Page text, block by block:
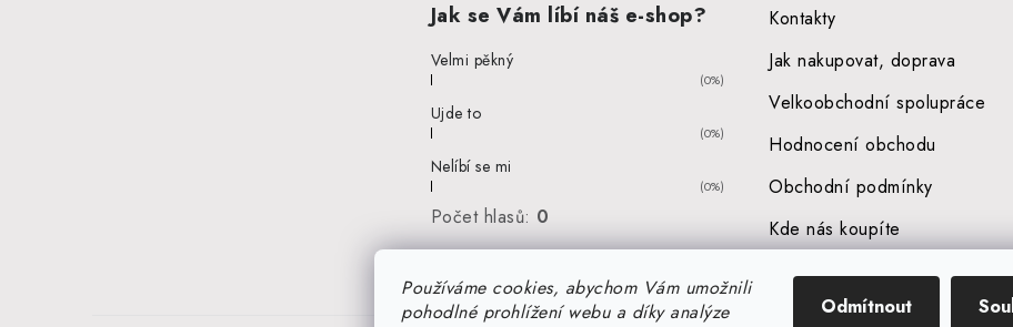
Používáme cookies, abychom Vám umožnili
pohodlné prohlížení webu a díky analýze
Odmítnout
Jak se Vám líbí náš e-shop?
Velmi pěkný
(0%)
Ujde to
(0%)
Nelíbí se mi
(0%)
Počet hlasů: 0
Kontakty
Jak nakupovat, doprava
Velkoobchodní spolupráce
Hodnocení obchodu
Obchodní podmínky
Kde nás koupíte